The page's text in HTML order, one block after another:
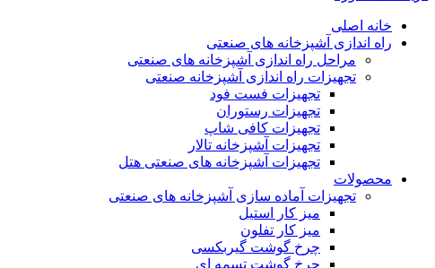
خانه اصلی
راه اندازی آشپزخانه های صنعتی
مراحل راه اندازی آشپزخانه های صنعتی
تجهیزات راه اندازی آشپزخانه صنعتی
تجهیزات فست فود
تجهیزات رستوران
تجهیزات کافی شاپ
تجهیزات آشپزخانه تالار
تجهیزات آشپزخانه های صنعتی هتل
محصولات
تجهیزات آماده سازی آشپزخانه های صنعتی
میز کار استیل
میز کار تفلون
چرخ گوشت گیربکسی
چرخ گوشت تسمه ای